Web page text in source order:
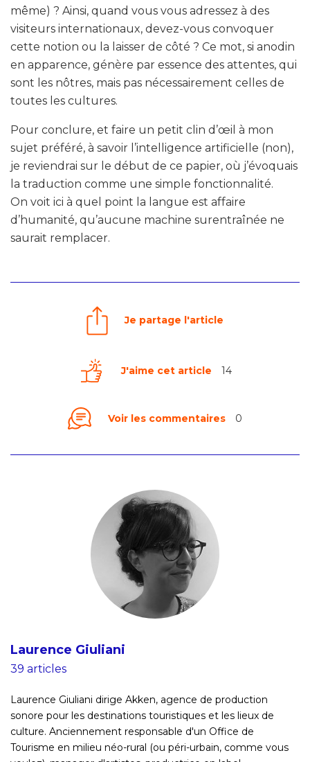
même) ? Ainsi, quand vous vous adressez à des
visiteurs internationaux, devez-vous convoquer
cette notion ou la laisser de côté ? Ce mot, si anodin
en apparence, génère par essence des attentes, qui
sont les nôtres, mais pas nécessairement celles de
toutes les cultures.
Pour conclure, et faire un petit clin d’œil à mon
sujet préféré, à savoir l’intelligence artificielle (non),
je reviendrai sur le début de ce papier, où j’évoquais
la traduction comme une simple fonctionnalité.
On voit ici à quel point la langue est affaire
d’humanité, qu’aucune machine surentraînée ne
saurait remplacer.
Je partage l'article
J'aime cet article 14
Voir les commentaires 0
Laurence Giuliani
39 articles
Laurence Giuliani dirige Akken, agence de production
sonore pour les destinations touristiques et les lieux de
culture. Anciennement responsable d'un Office de
Tourisme en milieu néo-rural (ou péri-urbain, comme vous